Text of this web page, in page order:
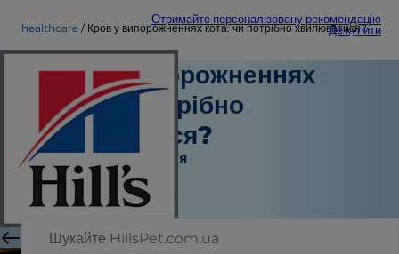
Отримайте персоналізовану рекомендацію
Де купити
healthcare Кров у випорожненнях кота: чи потрібно хвилюватися?
Кров у випорожненнях
кота: чи потрібно
хвилюватися?
Турбота про здоров'я
Штатний автор
|